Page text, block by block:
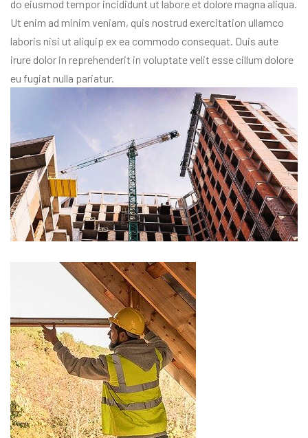
do eiusmod tempor incididunt ut labore et dolore magna aliqua.
Ut enim ad minim veniam, quis nostrud exercitation ullamco
laboris nisi ut aliquip ex ea commodo consequat. Duis aute
irure dolor in reprehenderit in voluptate velit esse cillum dolore
eu fugiat nulla pariatur.